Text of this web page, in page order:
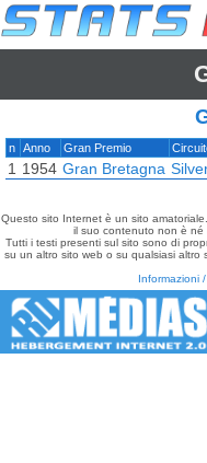
n Anno Gran Premio
1 1954 Gran Bretagna
Questo sito Internet è un sito
il suo contenuto non è né
Tutti i testi presenti sul sito sono di
su un altro sito web o su qualsiasi altro
Informazioni